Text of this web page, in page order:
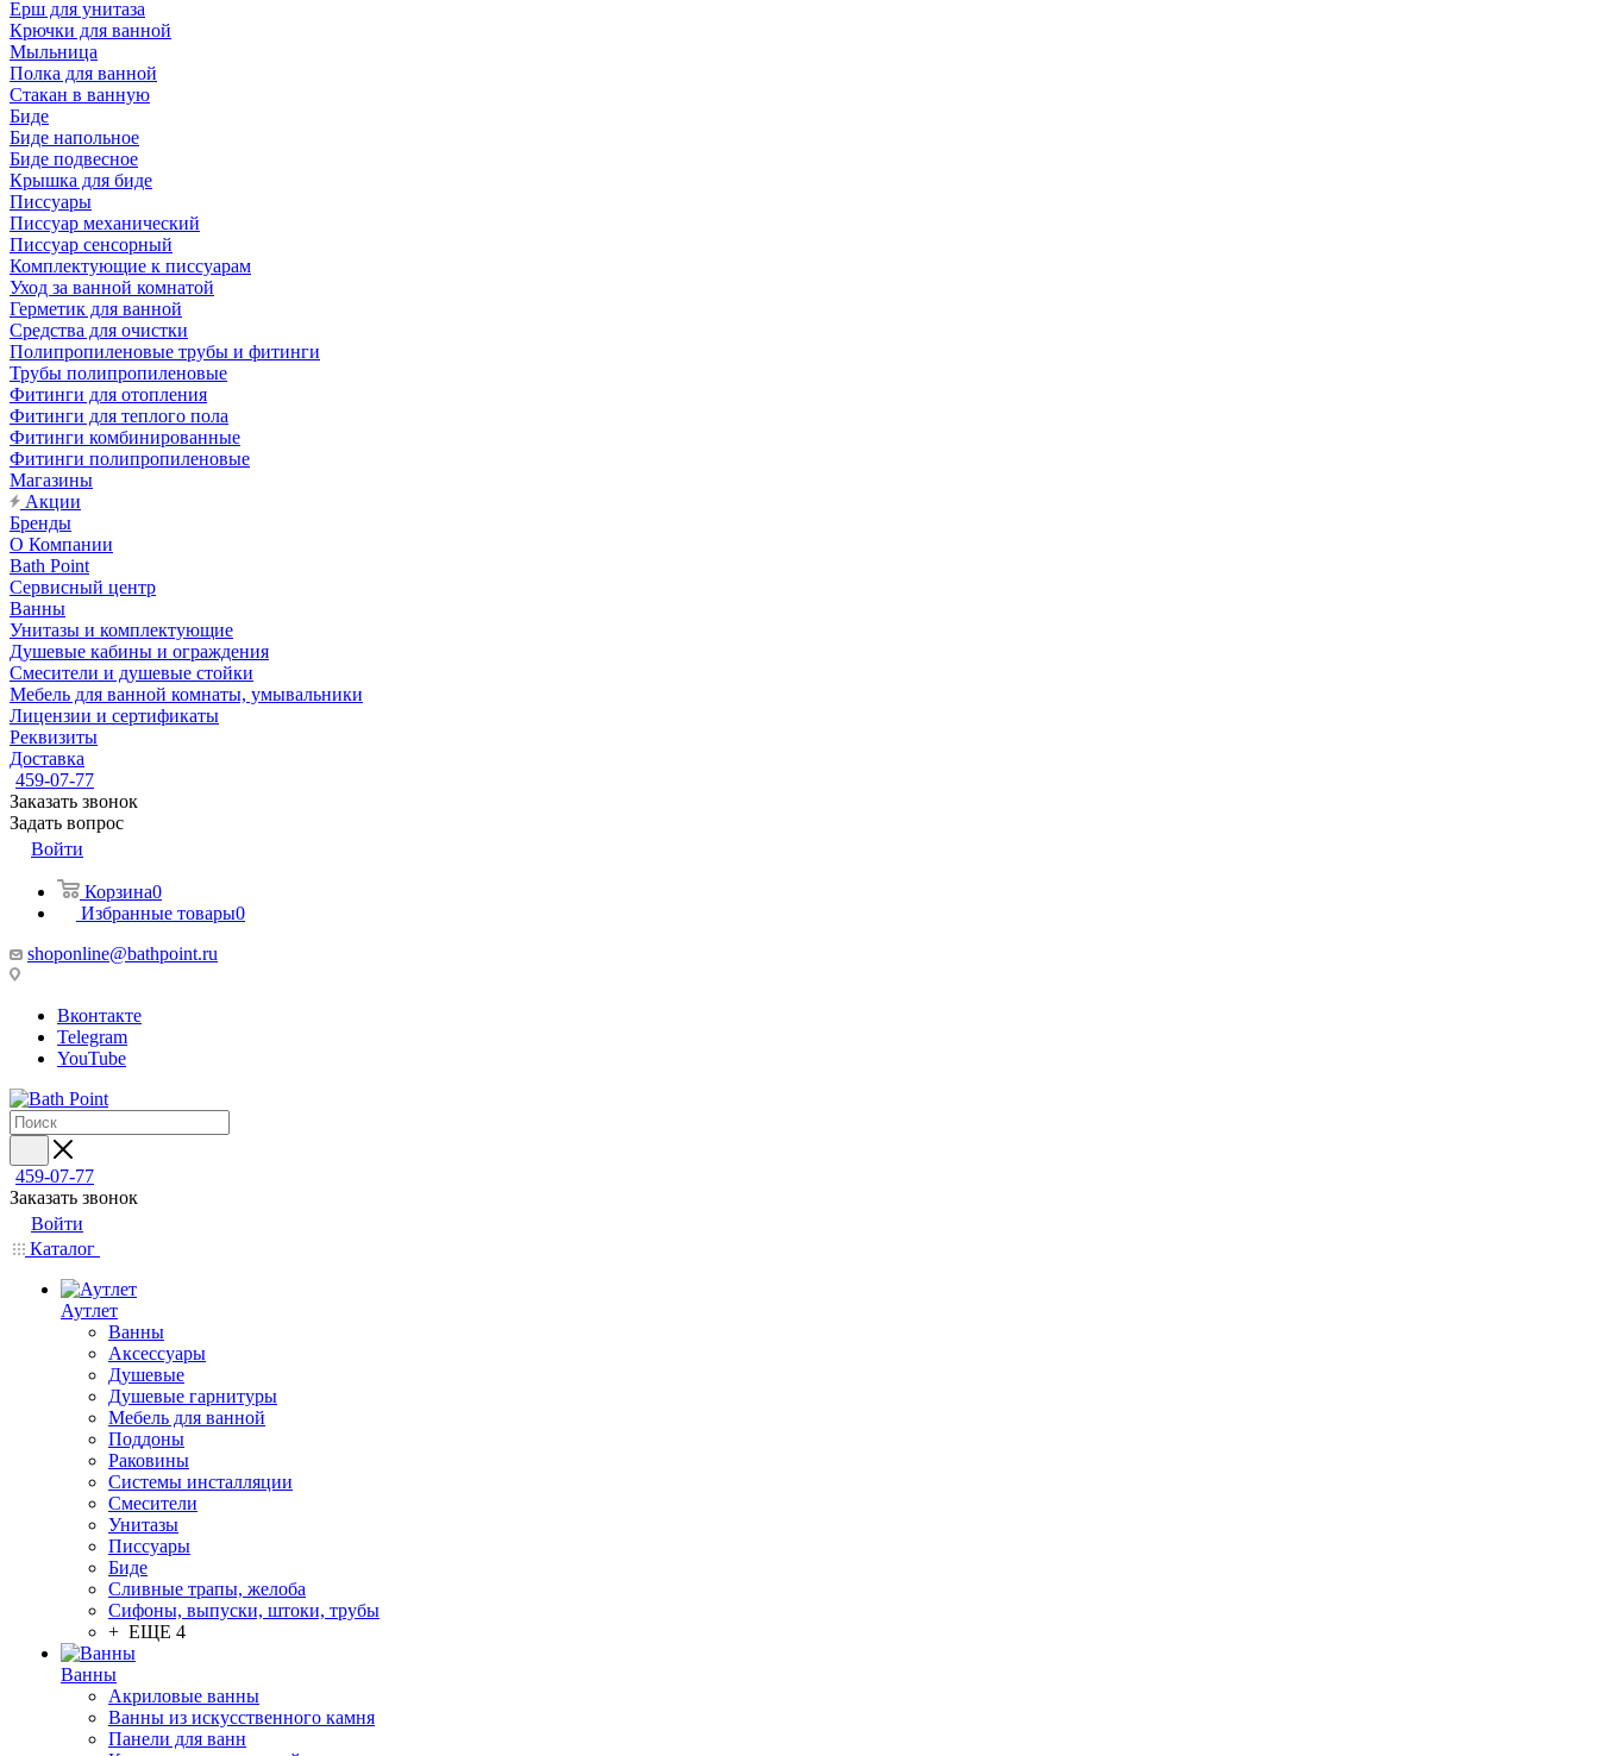
Ерш для унитаза
Крючки для ванной
Мыльница
Полка для ванной
Стакан в ванную
Биде
Биде напольное
Биде подвесное
Крышка для биде
Писсуары
Писсуар механический
Писсуар сенсорный
Комплектующие к писсуарам
Уход за ванной комнатой
Герметик для ванной
Средства для очистки
Полипропиленовые трубы и фитинги
Трубы полипропиленовые
Фитинги для отопления
Фитинги для теплого пола
Фитинги комбинированные
Фитинги полипропиленовые
Магазины
Акции
Бренды
О Компании
Bath Point
Сервисный центр
Ванны
Унитазы и комплектующие
Душевые кабины и ограждения
Смесители и душевые стойки
Мебель для ванной комнаты, умывальники
Лицензии и сертификаты
Реквизиты
Доставка
459-07-77
Заказать звонок
Задать вопрос
Войти
Корзина0
Избранные товары0
shoponline@bathpoint.ru
Вконтакте
Telegram
YouTube
459-07-77
Заказать звонок
Войти
Каталог
Аутлет
Ванны
Аксессуары
Душевые
Душевые гарнитуры
Мебель для ванной
Поддоны
Раковины
Системы инсталляции
Смесители
Унитазы
Писсуары
Биде
Сливные трапы, желоба
Сифоны, выпуски, штоки, трубы
+ ЕЩЕ 4
Ванны
Акриловые ванны
Ванны из искусственного камня
Панели для ванн